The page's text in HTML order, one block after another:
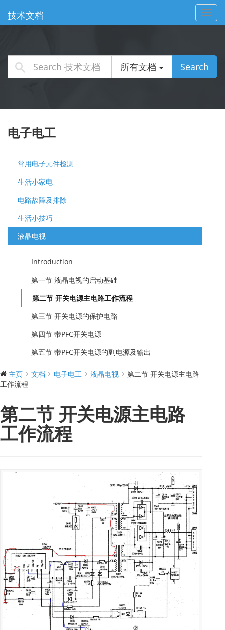
技术文档
所有文档 Search
电子电工
常用电子元件检测
生活小家电
电路故障及排除
生活小技巧
液晶电视
Introduction
第一节 液晶电视的启动基础
第二节 开关电源主电路工作流程
第三节 开关电源的保护电路
第四节 带PFC开关电源
第五节 带PFC开关电源的副电源及输出
主页 文档 电子电工 液晶电视
第二节 开关电源主电路
工作流程
第二节 开关电源主电路
工作流程